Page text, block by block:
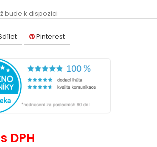
bude k dispozici
Pinterest
s DPH